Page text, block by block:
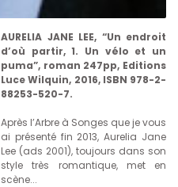
AURELIA JANE LEE, “Un endroit
d’où partir, 1. Un vélo et un
puma”, roman 247pp, Editions
Luce Wilquin, 2016, ISBN 978-2-
88253-520-7.
Après l’Arbre à Songes que je vous
ai présenté fin 2013, Aurelia Jane
Lee (ads 2001), toujours dans son
style très romantique, met en
scène...